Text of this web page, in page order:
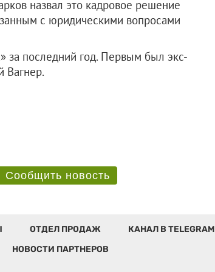
назвал это кадровое решение
с юридическими вопросами
за последний год. Первым был экс-
Вагнер.
Сообщить новость
ОТДЕЛ ПРОДАЖ КАНАЛ В TELEGRAM
НОВОСТИ ПАРТНЕРОВ